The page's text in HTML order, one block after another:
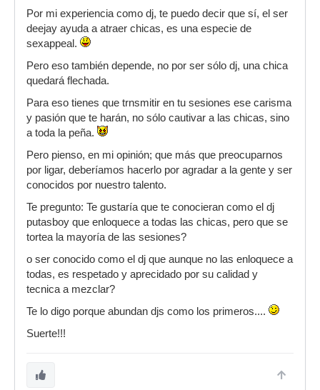
Por mi experiencia como dj, te puedo decir que sí, el ser
deejay ayuda a atraer chicas, es una especie de
sexappeal.
Pero eso también depende, no por ser sólo dj, una chica
quedará flechada.
Para eso tienes que trnsmitir en tu sesiones ese carisma
y pasión que te harán, no sólo cautivar a las chicas, sino
a toda la peña.
Pero pienso, en mi opinión; que más que preocuparnos
por ligar, deberíamos hacerlo por agradar a la gente y ser
conocidos por nuestro talento.
Te pregunto: Te gustaría que te conocieran como el dj
putasboy que enloquece a todas las chicas, pero que se
tortea la mayoría de las sesiones?
o ser conocido como el dj que aunque no las enloquece a
todas, es respetado y aprecidado por su calidad y
tecnica a mezclar?
Te lo digo porque abundan djs como los primeros....
Suerte!!!